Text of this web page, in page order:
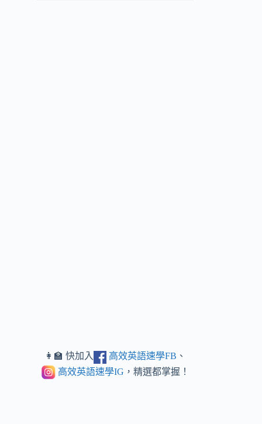
👩‍🏫 快加入 高效英語速學FB 、
高效英語速學IG ，精選都掌握！